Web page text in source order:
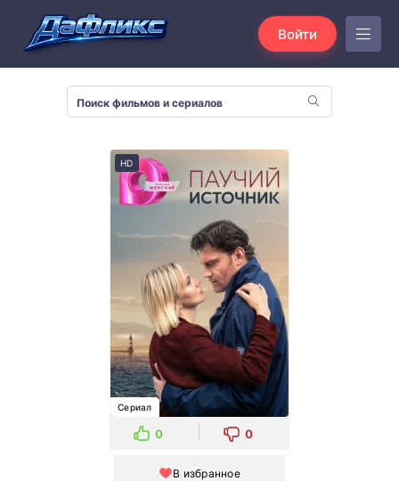
Войти
HD
Сериал
0 0
В избранное